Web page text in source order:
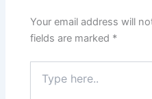
Your email address will
fields are marked *
here..